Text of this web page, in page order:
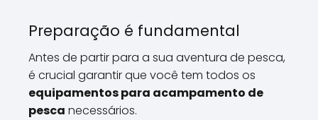
Preparação é fundamental
Antes de partir para a sua aventura de pesca,
é crucial garantir que você tem todos os
equipamentos para acampamento de
pesca necessários.